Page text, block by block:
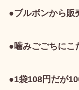
●ブルボンから販
●噛みごごちにこ
●1袋108円だが